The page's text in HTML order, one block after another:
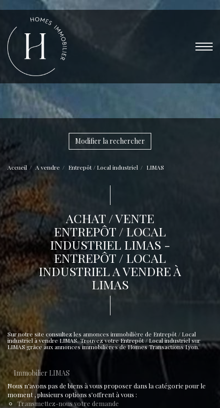
Modifier la rechercher
Accueil A vendre Entrepôt / Local industriel LIMAS
ACHAT / VENTE
ENTREPÔT / LOCAL
INDUSTRIEL LIMAS -
ENTREPÔT / LOCAL
INDUSTRIEL A VENDRE À
LIMAS
Sur notre site consultez les annonces immobilière de Entrepôt / Local
industriel à vendre LIMAS. Trouvez votre Entrepôt / Local industriel sur
LIMAS grâce aux annonces immobilières de Homes Transactions Lyon.
Immobilier LIMAS
Nous n'avons pas de biens à vous proposer dans la catégorie pour le
moment , plusieurs options s'offrent à vous :
Transmettez-nous votre demande